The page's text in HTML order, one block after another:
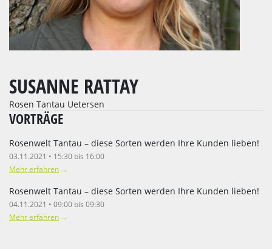
SUSANNE RATTAY
Rosen Tantau Uetersen
VORTRÄGE
Rosenwelt Tantau – diese Sorten werden Ihre Kunden lieben!
03.11.2021 • 15:30 bis 16:00
Mehr erfahren →
Rosenwelt Tantau – diese Sorten werden Ihre Kunden lieben!
04.11.2021 • 09:00 bis 09:30
Mehr erfahren →